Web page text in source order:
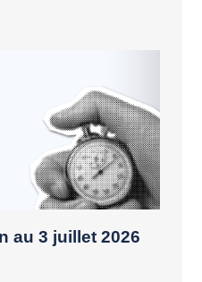
au 3 juillet 2026